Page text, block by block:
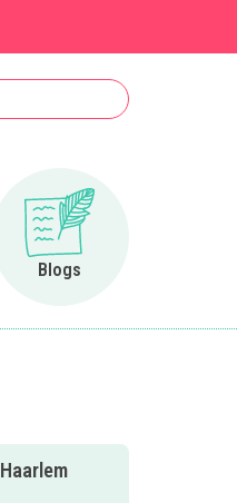
Blogs
Ga naar Blogs